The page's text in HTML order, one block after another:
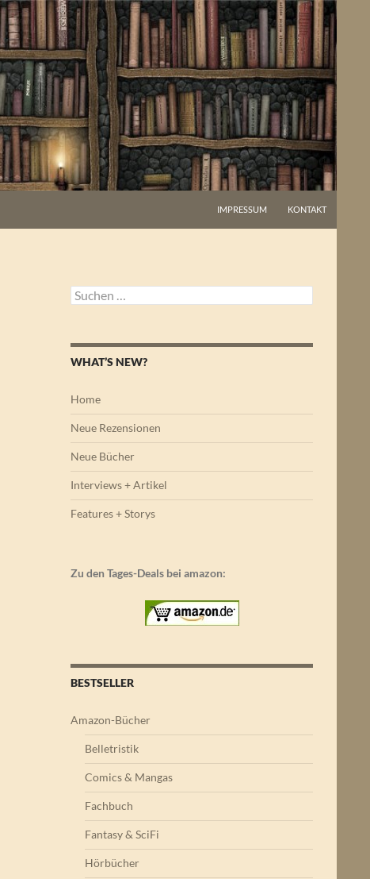
IMPRESSUM KONTAKT
Suchen
nach:
WHAT’S NEW?
Home
Neue Rezensionen
Neue Bücher
Interviews + Artikel
Features + Storys
Zu den Tages-Deals bei amazon:
BESTSELLER
Amazon-Bücher
Belletristik
Comics & Mangas
Fachbuch
Fantasy & SciFi
Hörbücher